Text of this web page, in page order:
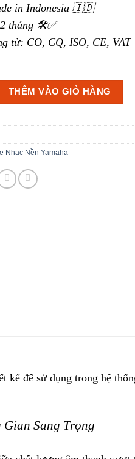
in Indonesia 🇮🇩
tháng 🛠️✅
từ: CO, CQ, ISO, CE, VAT
Yamaha VXS8-VA số lượng
THÊM VÀO GIỎ HÀNG
Nhạc Nền Yamaha
để sử dụng trong hệ
Gian Sang Trọng